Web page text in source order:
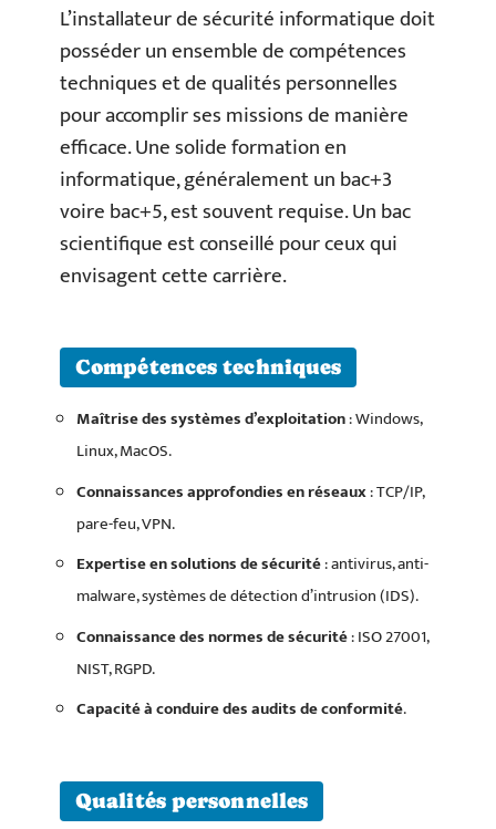
L’installateur de sécurité informatique doit
posséder un ensemble de compétences
techniques et de qualités personnelles
pour accomplir ses missions de manière
efficace. Une solide formation en
informatique, généralement un bac+3
voire bac+5, est souvent requise. Un bac
scientifique est conseillé pour ceux qui
envisagent cette carrière.
Compétences techniques
Maîtrise des systèmes d’exploitation: Windows,
Linux, MacOS.
Connaissances approfondies en réseaux: TCP/IP,
pare-feu, VPN.
Expertise en solutions de sécurité: antivirus, anti-
malware, systèmes de détection d’intrusion (IDS).
Connaissance des normes de sécurité: ISO 27001,
NIST, RGPD.
Capacité à conduire des audits de conformité.
Qualités personnelles